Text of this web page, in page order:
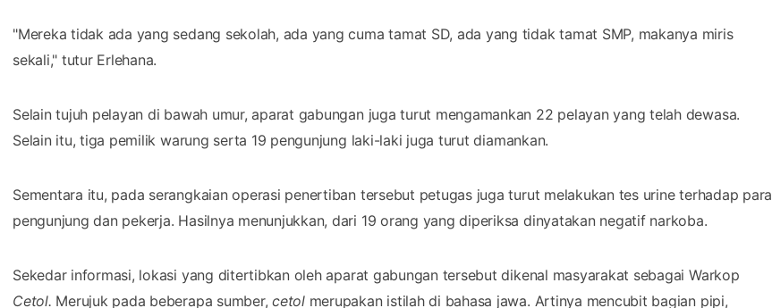
"Mereka tidak ada yang sedang sekolah, ada yang cuma tamat SD, ada yang tidak tamat SMP, makanya miris
sekali," tutur Erlehana.
Selain tujuh pelayan di bawah umur, aparat gabungan juga turut mengamankan 22 pelayan yang telah dewasa.
Selain itu, tiga pemilik warung serta 19 pengunjung laki-laki juga turut diamankan.
Sementara itu, pada serangkaian operasi penertiban tersebut petugas juga turut melakukan tes urine terhadap para
pengunjung dan pekerja. Hasilnya menunjukkan, dari 19 orang yang diperiksa dinyatakan negatif narkoba.
Sekedar informasi, lokasi yang ditertibkan oleh aparat gabungan tersebut dikenal masyarakat sebagai Warkop
Cetol. Merujuk pada beberapa sumber,cetolmerupakan istilah di bahasa jawa. Artinya mencubit bagian pipi,